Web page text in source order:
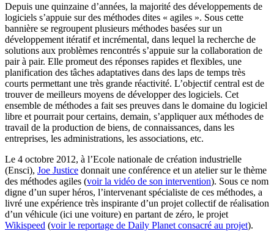
Depuis une quinzaine d’années, la majorité des développements de
logiciels s’appuie sur des méthodes dites « agiles ». Sous cette
bannière se regroupent plusieurs méthodes basées sur un
développement itératif et incrémental, dans lequel la recherche de
solutions aux problèmes rencontrés s’appuie sur la collaboration de
pair à pair. Elle promeut des réponses rapides et flexibles, une
planification des tâches adaptatives dans des laps de temps très
courts permettant une très grande réactivité. L’objectif central est de
trouver de meilleurs moyens de développer des logiciels. Cet
ensemble de méthodes a fait ses preuves dans le domaine du logiciel
libre et pourrait pour certains, demain, s’appliquer aux méthodes de
travail de la production de biens, de connaissances, dans les
entreprises, les administrations, les associations, etc.
Le 4 octobre 2012, à l’Ecole nationale de création industrielle
(Ensci), Joe Justice donnait une conférence et un atelier sur le thème
des méthodes agiles (voir la vidéo de son intervention). Sous ce nom
digne d’un super héros, l’intervenant spécialiste de ces méthodes, a
livré une expérience très inspirante d’un projet collectif de réalisation
d’un véhicule (ici une voiture) en partant de zéro, le projet
Wikispeed (voir le reportage de Daily Planet consacré au projet).